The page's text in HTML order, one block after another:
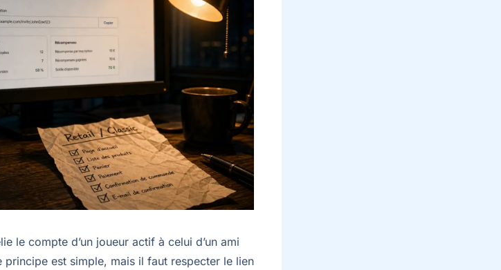
le compte d’un joueur actif à celui d’un ami
est simple, mais il faut respecter le lien